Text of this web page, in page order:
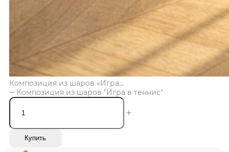
Композиция из шаров «Игра...
Композиция из шаров "Игра в теннис"
Купить